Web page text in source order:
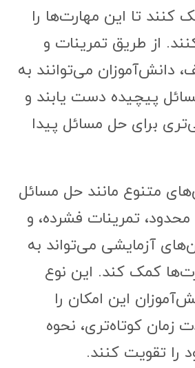
کنند تا این مهارت‌ها را
از طریق تمرینات و
دانش‌آموزان می‌توانند به
پیچیده دست یابند و
برای حل مسائل پیدا
متنوع مانند حل مسائل
تمرینات فشرده، و
آزمایشی می‌تواند به
کمک کند. این نوع
این امکان را
زمان کوتاه‌تری، نحوه
را تقویت کنند.